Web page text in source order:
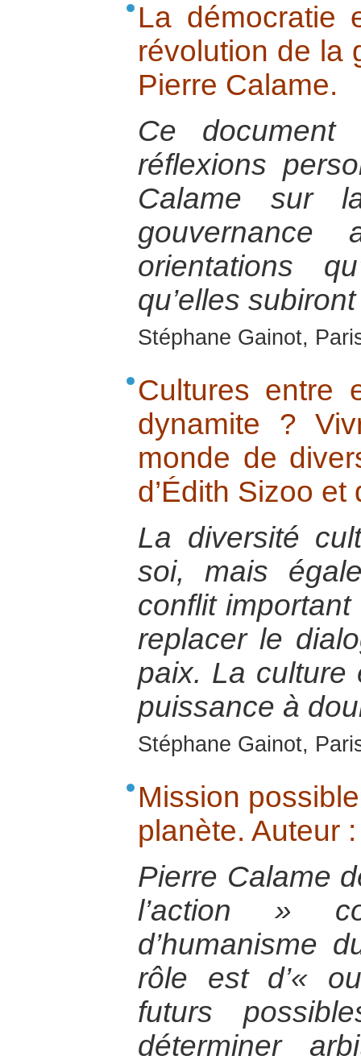
La démocratie
révolution de la
Pierre Calame.
Ce
réflexions
Calame sur
orientations
qu’elles
Stéphane Gainot,
Cultures entre
dynamite ?
monde de
d’Édith Sizoo
La diversité
soi, mais
conflit important
replacer le
paix. La culture
puissance à
Stéphane Gainot,
Mission
planète. Auteur
Pierre Calame
l’action »
d’humanisme
rôle est d’«
futurs
déterminer